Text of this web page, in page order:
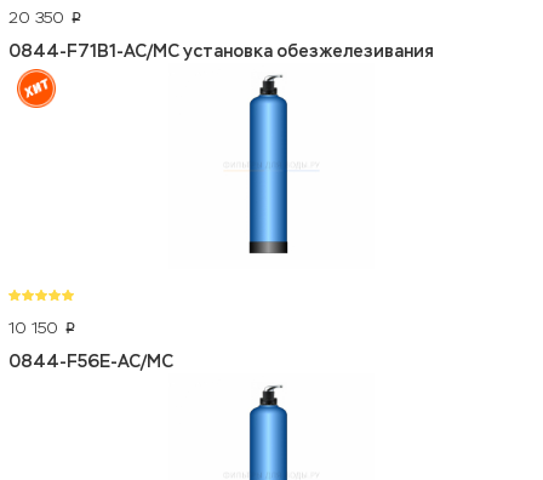
20 350 p
0844-F71B1-AC/MC установка обезжелезивания
10 150 p
0844-F56E-AC/MC